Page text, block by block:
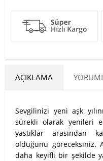
AÇIKLAMA
Sevgilinizi yeni aşk
sürekli olarak yenileri
yastıklar arasından
olduğunu göreceksiniz.
daha keyifli bir şekilde